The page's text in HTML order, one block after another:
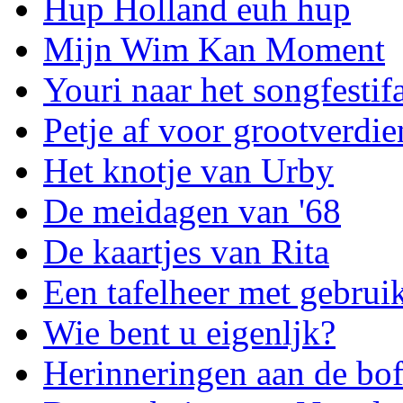
Hup Holland euh hup
Mijn Wim Kan Moment
Youri naar het
Petje af voor
Het knotje van Urby
De meidagen van '68
De kaartjes van Rita
Een tafelheer met
Wie bent u eigenljk?
Herinneringen aan de bof